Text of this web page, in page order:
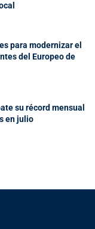
para modernizar el
del Europeo de
su récord mensual
en julio